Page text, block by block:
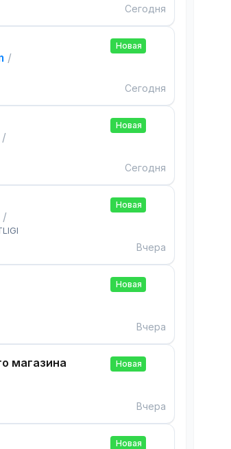
Сегодня
/
Новая
Сегодня
/
Новая
Сегодня
/
Новая
Вчера
Новая
Вчера
магазина
Новая
Вчера
Новая